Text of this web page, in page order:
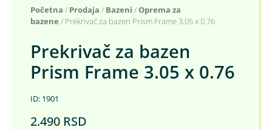
Početna / Prodaja / Bazeni /Oprema za
bazene / Prekrivač za bazen Prism Frame 3.05 x 0.76
Prekrivač za bazen
Prism Frame 3.05 x 0.76
ID: 1901
2.490 RSD